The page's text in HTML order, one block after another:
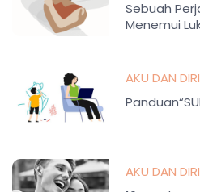
Sebuah
Menemui
AKU DAN
AKU DAN